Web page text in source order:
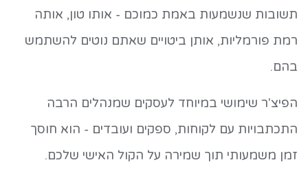
תשובות שנשמעות באמת כמוכם - אותו טון, אותה
רמת פורמליות, אותן ביטויים שאתם נוטים להשתמש
בהם.
הפיצ'ר שימושי במיוחד לעסקים שמנהלים הרבה
התכתבויות עם לקוחות, ספקים ועובדים - הוא חוסך
זמן משמעותי תוך שמירה על הקול האישי שלכם.